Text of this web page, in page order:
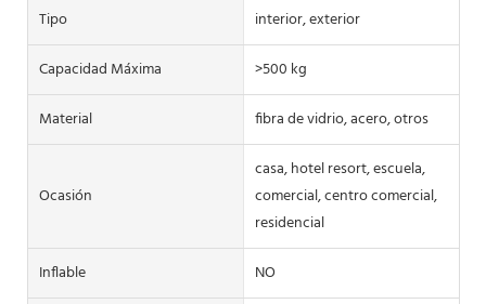
Tipo
interior, exterior
Capacidad Máxima
>500 kg
Material
fibra de vidrio, acero, otros
Ocasión
casa, hotel resort, escuela,
comercial, centro comercial,
residencial
Inflable
NO